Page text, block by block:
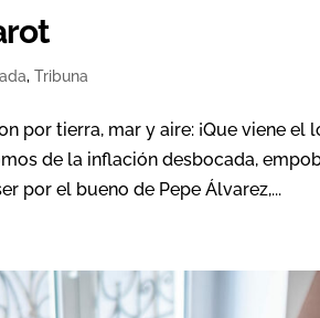
,Tribuna
por tierra, mar y aire: ¡Que viene
de la inflación desbocada,
por el bueno de Pepe Álvarez,...